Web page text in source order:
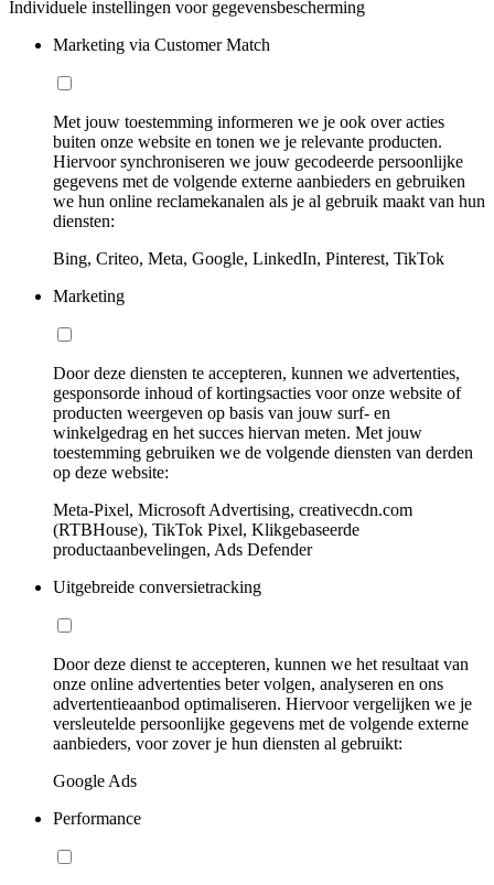
Individuele instellingen voor gegevensbescherming
Marketing via Customer Match
Met jouw toestemming informeren we je ook over acties
buiten onze website en tonen we je relevante producten.
Hiervoor synchroniseren we jouw gecodeerde persoonlijke
gegevens met de volgende externe aanbieders en gebruiken
we hun online reclamekanalen als je al gebruik maakt van hun
diensten:
Bing, Criteo, Meta, Google, LinkedIn, Pinterest, TikTok
Marketing
Door deze diensten te accepteren, kunnen we advertenties,
gesponsorde inhoud of kortingsacties voor onze website of
producten weergeven op basis van jouw surf- en
winkelgedrag en het succes hiervan meten. Met jouw
toestemming gebruiken we de volgende diensten van derden
op deze website:
Meta-Pixel, Microsoft Advertising, creativecdn.com
(RTBHouse), TikTok Pixel, Klikgebaseerde
productaanbevelingen, Ads Defender
Uitgebreide conversietracking
Door deze dienst te accepteren, kunnen we het resultaat van
onze online advertenties beter volgen, analyseren en ons
advertentieaanbod optimaliseren. Hiervoor vergelijken we je
versleutelde persoonlijke gegevens met de volgende externe
aanbieders, voor zover je hun diensten al gebruikt:
Google Ads
Performance